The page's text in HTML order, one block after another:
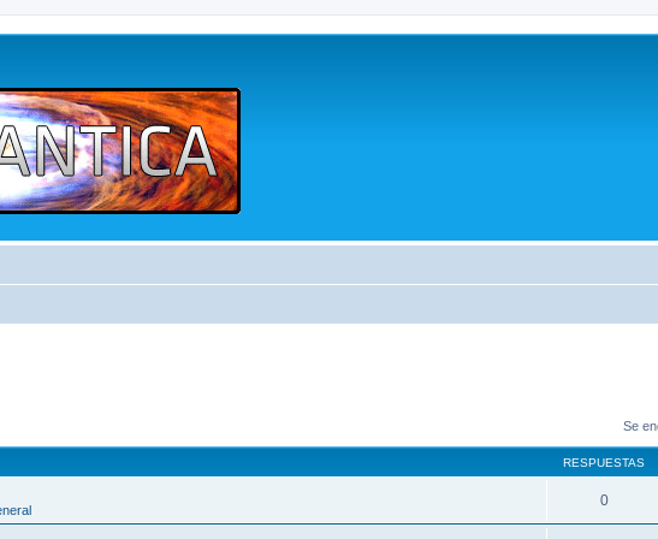
Se
RESPUESTAS
0